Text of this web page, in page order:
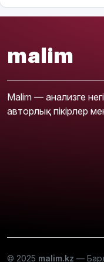
malim
Malim — анализге
авторлық пікірлер
© 2025 malim.kz —